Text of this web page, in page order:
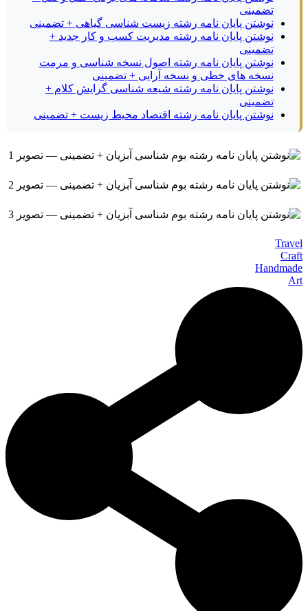
نامه رشته زیست شناسی گیاهی + تضمینی
نامه رشته مدیریت کسب و کار جدید +
نامه رشته اصول نسخه شناسی و مرمت
خطی و نسخه آرایی + تضمینی
نامه رشته شیعه شناسی گرایش کلام +
نامه رشته اقتصاد محیط زیست + تضمینی